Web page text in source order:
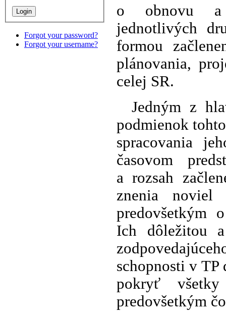
o obnovu a
jednotlivých
formou
plánovania,
celej SR.
Jedným z
podmienok
spracovania
časovom
a rozsah
znenia noviel
predovšetkým
Ich dôležitou
schopnosti v TP
pokryť
predovšetkým
Forgot your password?
Forgot your username?